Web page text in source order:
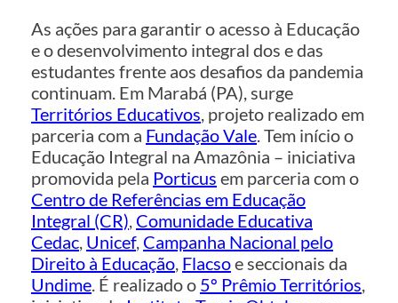
As ações para garantir o acesso à Educação
e o desenvolvimento integral dos e das
estudantes frente aos desafios da pandemia
continuam. Em Marabá (PA), surge
Territórios Educativos, projeto realizado em
parceria com a Fundação Vale. Tem início o
Educação Integral na Amazônia – iniciativa
promovida pela Porticus em parceria com o
Centro de Referências em Educação
Integral (CR), Comunidade Educativa
Cedac, Unicef, Campanha Nacional pelo
Direito à Educação, Flacsoe seccionais da
Undime. É realizado o 5º Prêmio Territórios,